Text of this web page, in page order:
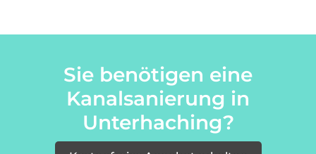
Sie benötigen eine
Kanalsanierung in
Unterhaching?